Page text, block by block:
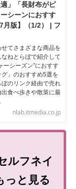
」「長財布がピ
シーンにおすす
月版】（1/2） | フ
てさまざまな商品を
ねとらぼで紹介して
ーシーズン”におすす
」のおすすめ5選を
のリンク経由で売れ
食べ歩きや散策に最
nlab.itmedia.co.jp
ルフネイ
っと見る